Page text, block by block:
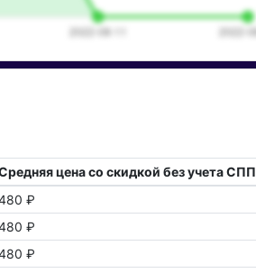
цена со скидкой без учета СПП
₽
₽
₽